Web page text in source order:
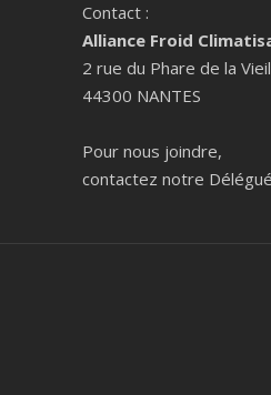
Contact :
Alliance Froid
2 rue du Phare de la
44300 NANTES
Pour nous joindre,
contactez notre